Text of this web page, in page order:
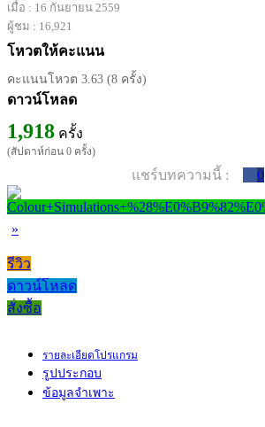
เมื่อ : 16 กันยายน 2559
ผู้ชม : 16,921
โหวตให้คะแนน
คะแนนโหวต 3.63 (8 ครั้ง)
ดาวน์โหลด
1,918 ครั้ง
(สัปดาห์ก่อน 0 ครั้ง)
แชร์บทความนี้ : 0
»
รีวิว
ดาวน์โหลด
สั่งซื้อ
รายละเอียดโปรแกรม
รูปประกอบ
ข้อมูลจำเพาะ